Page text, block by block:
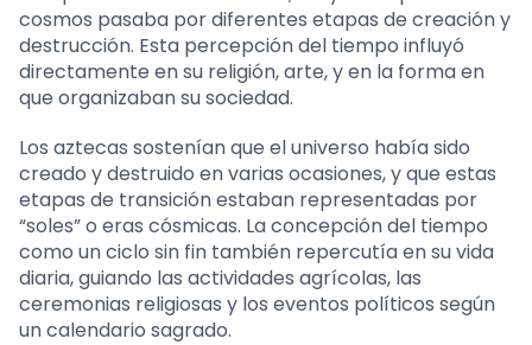
cosmos pasaba por diferentes etapas de creación y
destrucción. Esta percepción del tiempo influyó
directamente en su religión, arte, y en la forma en
que organizaban su sociedad.
Los aztecas sostenían que el universo había sido
creado y destruido en varias ocasiones, y que estas
etapas de transición estaban representadas por
“soles” o eras cósmicas. La concepción del tiempo
como un ciclo sin fin también repercutía en su vida
diaria, guiando las actividades agrícolas, las
ceremonias religiosas y los eventos políticos según
un calendario sagrado.